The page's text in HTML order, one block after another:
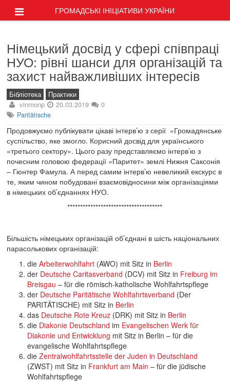
ГРОМАДСЬКІ ІНІЦІАТИВИ УКРАЇНИ
Німецький досвід у сфері співпраці
НУО: рівні шанси для організацій та
захист найважливіших інтересів
Бібліотека Практики
vinmonp 20.03.2019
0
Paritätische
Продовжуємо публікувати цікаві інтерв’ю з серії «Громадянське
суспільство, яке змогло. Корисний досвід для українського
«третього сектору». Цього разу представляємо інтерв’ю з
почесним головою федерації «Паритет» землі Нижня Саксонія
– Гюнтер Фамула. А перед самим інтерв’ю невеликий екскурс в
те, яким чином побудовані взаємовідносини між організаціями
в німецьких об’єднаннях НУО.
*************************************
Більшість німецьких організацій об’єднані в шість національних
парасолькових організацій:
die Arbeiterwohlfahrt(AWO) mit Sitz in Berlin
der Deutsche Caritasverband (DCV) mit Sitz in Freiburg im
Breisgau – für die römisch-katholische Wohlfahrtspflege
der Deutsche Paritätische Wohlfahrtsverband (Der
PARITÄTISCHE) mit Sitz in Berlin
das Deutsche Rote Kreuz(DRK) mit Sitz in Berlin
die Diakonie Deutschland im Evangelischen Werk für
Diakonie und Entwicklung mit Sitz in Berlin – für die
evangelische Wohlfahrtspflege
die Zentralwohlfahrtsstelle der Juden in Deutschland
(ZWST) mit Sitz in Frankfurt am Main – für die jüdische
Wohlfahrtspflege